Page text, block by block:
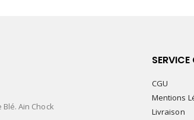
Ain Chock
SERVICE
CGU
Mentions
Livraison